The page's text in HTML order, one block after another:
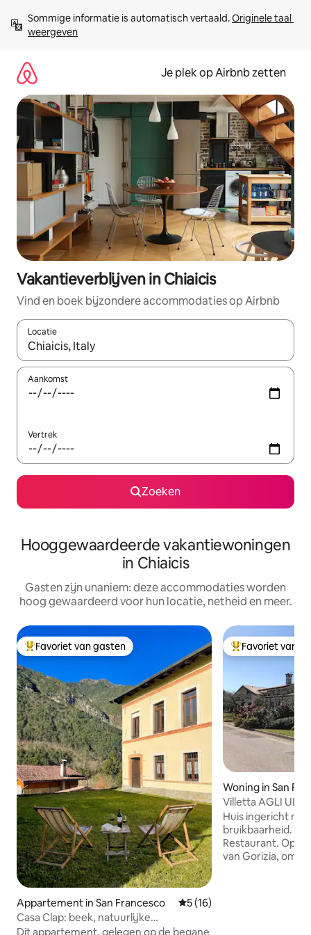
direct
naar
Sommige informatie is automatisch vertaald. Originele taal
weergeven
Je plek op Airbnb zetten
Vakantieverblijven in Chiaicis
Vind en boek bijzondere accommodaties op Airbnb
Locatie
Wanneer er resultaten beschikbaar zijn, maak je een keuze
Aankomst
Vertrek
Zoeken
Hooggewaardeerde vakantiewoningen
in Chiaicis
Gasten zijn unaniem: deze accommodaties worden
hoog gewaardeerd voor hun locatie, netheid en meer.
Topfavoriet van gasten
Favoriet van gasten
Appartement in San Francesco Gemiddelde beoordeling
5 (16)
Casa Clap: beek, natuurlijke
zwembaden en bergen
Dit appartement, gelegen op de begane
Topfavoriet van
Favoriet van
Woning in San
ollio
Villetta AGLI ULIVI
Huis ingericht
bruikbaarheid.
Restaurant. Op
van Gorizia,